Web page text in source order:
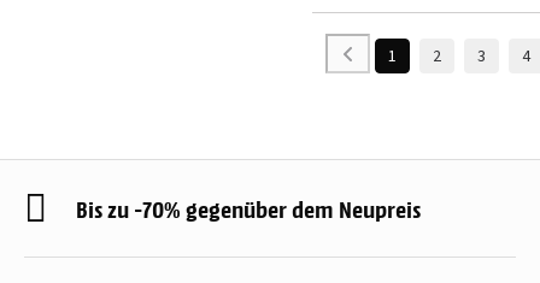
1 2 3 4
Bis zu -70% gegenüber dem Neupreis